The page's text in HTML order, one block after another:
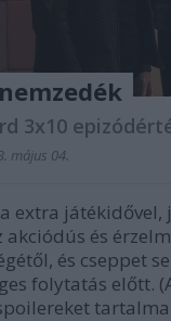
3x10
május 04.
extra
akciódús és
és cseppet
folytatás előtt.